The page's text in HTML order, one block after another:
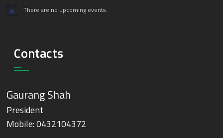
Notice There are no upcoming events.
Contacts
Gaurang Shah
President
Mobile:0432104372